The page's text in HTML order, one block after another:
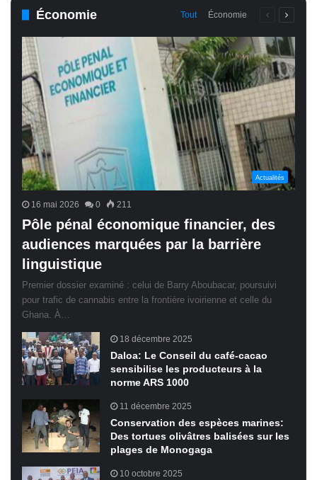
Économie Tout Économie
PagePage
Actualités
16 mai 2026 0 211
Pôle pénal économique financier, des
audiences marquées par la barrière
linguistique
Premier dossier examiné : celui de Barry Aboubacar, poursuivi
pour trafic de cannabis entre la frontière ivoirienne et celle du
Ghana. À…
18 décembre 2025
Daloa: Le Conseil du café-cacao
sensibilise les producteurs à la
norme ARS 1000
11 décembre 2025
Conservation des espèces marines:
Des tortues olivâtres balisées sur les
plages de Monogaga
10 octobre 2025